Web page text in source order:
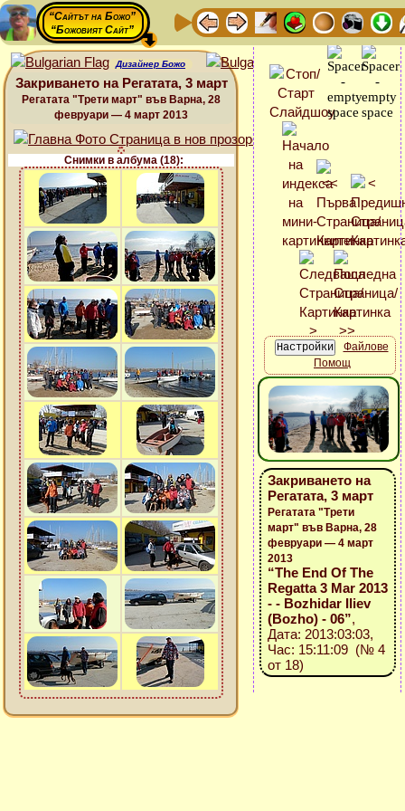
“Сайтът на Божо”
“Божовият Сайт”
Дизайнер Божо
Закриването на Регатата, 3 март
Регатата "Трети март" във Варна, 28
февруари — 4 март 2013
Снимки в албума (18):
Файлове
Помощ
Закриването на
Регатата, 3 март
Регатата "Трети
март" във Варна, 28
февруари — 4 март
2013
“The End Of The
Regatta 3 Mar 2013
- - Bozhidar Iliev
(Bozho) - 06”,
Дата: 2013:03:03,
Час: 15:11:09 (№ 4
от 18)